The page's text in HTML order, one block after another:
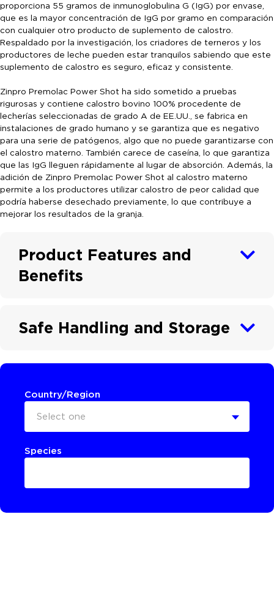
proporciona 55 gramos de inmunoglobulina G (IgG) por envase,
que es la mayor concentración de IgG por gramo en comparación
con cualquier otro producto de suplemento de calostro.
Respaldado por la investigación, los criadores de terneros y los
productores de leche pueden estar tranquilos sabiendo que este
suplemento de calostro es seguro, eficaz y consistente.
Zinpro Premolac Power Shot ha sido sometido a pruebas
rigurosas y contiene calostro bovino 100% procedente de
lecherías seleccionadas de grado A de EE.UU., se fabrica en
instalaciones de grado humano y se garantiza que es negativo
para una serie de patógenos, algo que no puede garantizarse con
el calostro materno. También carece de caseína, lo que garantiza
que las IgG lleguen rápidamente al lugar de absorción. Además, la
adición de Zinpro Premolac Power Shot al calostro materno
permite a los productores utilizar calostro de peor calidad que
podría haberse desechado previamente, lo que contribuye a
mejorar los resultados de la granja.
Product Features and
Benefits
Safe Handling and Storage
Country/Region
Select one
Species